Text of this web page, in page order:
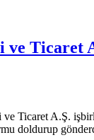
ve Ticaret
Ticaret A.Ş.
doldurup